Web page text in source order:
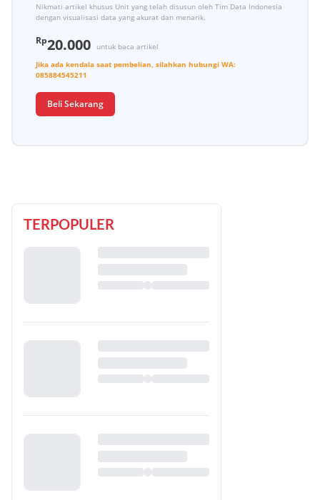
Nikmati artikel khusus Unit yang telah disusun oleh Tim Data Indonesia
dengan visualisasi data yang akurat dan menarik.
Rp20.000
untuk baca artikel
Jika ada kendala saat pembelian, silahkan hubungi WA:
085884545211
Beli Sekarang
TERPOPULER